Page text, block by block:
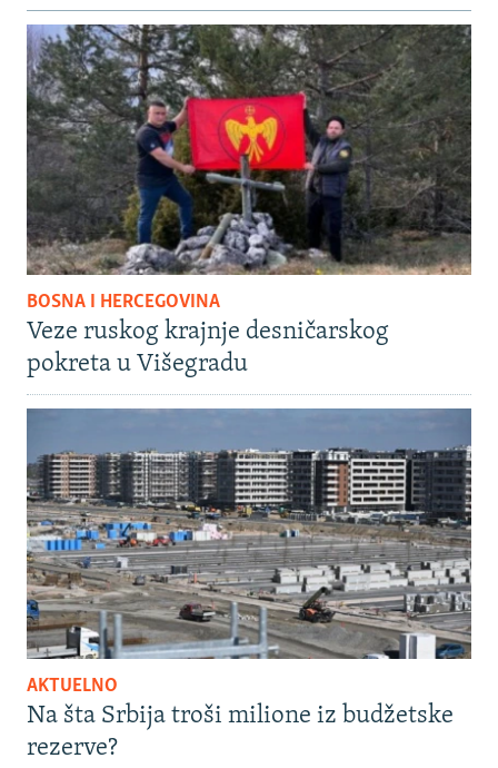
BOSNA I HERCEGOVINA
Veze ruskog krajnje desničarskog
pokreta u Višegradu
AKTUELNO
Na šta Srbija troši milione iz budžetske
rezerve?